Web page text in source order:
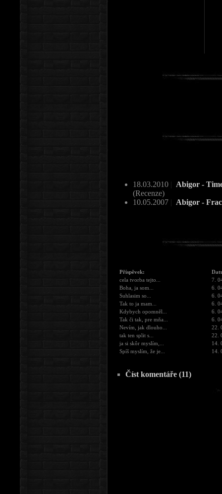
18.03.2010 | Abigor -
(Recenze)
10.05.2007 | Abigor -
Příspěvek:
cela tvorba tejto...
7.
Boha, ja som...
6.
Suhlasim so...
6.
Tak to ja mam...
6.
Kdybych opomněl...
6.
Tak či tak, pre mňa...
6.
Nevím, jak dlouho...
22.
tak ten split s...
22.
ja si skôr myslím,...
14.
Spíš myslím, že je...
14.
Číst komentáře (11)